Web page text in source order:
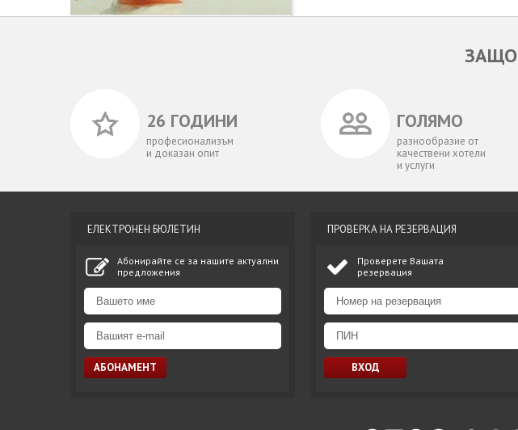
ЗАЩО
26 ГОДИНИ
професионализъм
и доказан опит
ГОЛЯМО
разнообразие от
качествени хотели
и услуги
ЕЛЕКТРОНЕН БЮЛЕТИН
Абонирайте се за нашите актуални
предложения
ПРОВЕРКА НА РЕЗЕРВАЦИЯ
Проверете Вашата
резервация